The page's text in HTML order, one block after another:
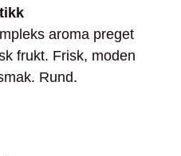
aroma preget
frukt. Frisk, moden
Rund.